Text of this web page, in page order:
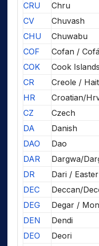
CRU
Chru
CV
Chuvash
CHU
Chuwabu
COF
Cofan /
COK
Cook
CR
Creole /
HR
Croatian/
CZ
Czech
DA
Danish
DAO
Dao
DAR
Dargwa/
DR
Dari /
DEC
Deccan/
DEG
Degar /
DEN
Dendi
DEO
Deori